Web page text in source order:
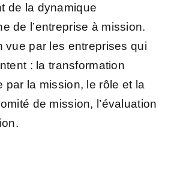
de la dynamique
de l’entreprise à mission.
vue par les entreprises qui
: la transformation
par la mission, le rôle et la
de mission, l’évaluation